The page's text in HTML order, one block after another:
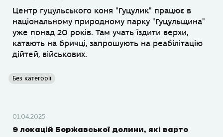
Центр гуцульського коня "Гуцулик" працює в
національному природному парку "Гуцульщина"
уже понад 20 років. Там учать їздити верхи,
катають на бричці, запрошують на реабілітацію
дійтей, військових.
Без категорії
01.04.2025
9 локацій Боржавської долини, які варто